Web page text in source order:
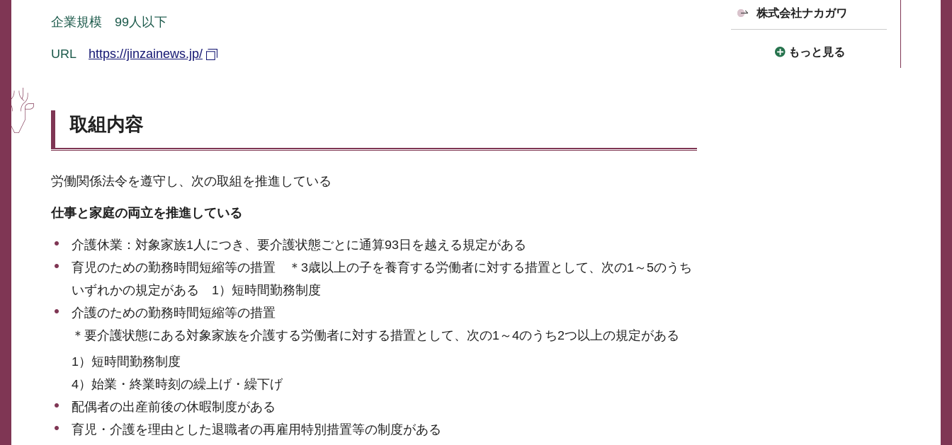
企業規模 99人以下
URL https://jinzainews.jp/
取組内容
労働関係法令を遵守し、次の取組を推進している
仕事と家庭の両立を推進している
介護休業：対象家族1人につき、要介護状態ごとに通算93日を越える規定がある
育児のための勤務時間短縮等の措置 ＊3歳以上の子を養育する労働者に対する措置として、次の1～5のうち
いずれかの規定がある 1）短時間勤務制度
介護のための勤務時間短縮等の措置
＊要介護状態にある対象家族を介護する労働者に対する措置として、次の1～4のうち2つ以上の規定がある
1）短時間勤務制度
4）始業・終業時刻の繰上げ・繰下げ
配偶者の出産前後の休暇制度がある
育児・介護を理由とした退職者の再雇用特別措置等の制度がある
株式会社ナカガワ
もっと見る